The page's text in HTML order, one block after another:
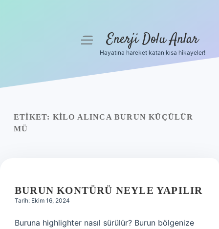
Yasal Uyarı
menüyüEnerji Dolu Anlar
Hayatına hareket katan kısa hikayeler!
ETIKET: KILO ALINCA BURUN KÜÇÜLÜR
MÜ
BURUN KONTÜRÜ NEYLE YAPILIR
Tarih: Ekim 16, 2024
Buruna highlighter nasıl sürülür? Burun bölgenize